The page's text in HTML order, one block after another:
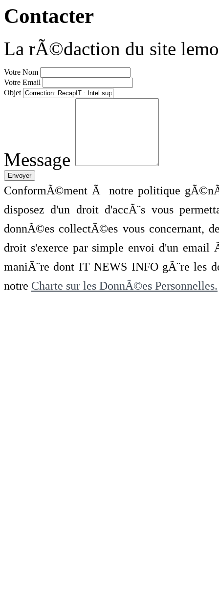
Contacter
La rÃ©daction du site
Votre Nom
Votre Email
Objet
Message
ConformÃ©ment Ã notre politique
disposez d'un droit d'accÃ¨s vous
donnÃ©es collectÃ©es vous concernant,
droit s'exerce par simple envoi d'un
maniÃ¨re dont IT NEWS INFO gÃ¨re les
notre Charte sur les DonnÃ©es Personnelles.